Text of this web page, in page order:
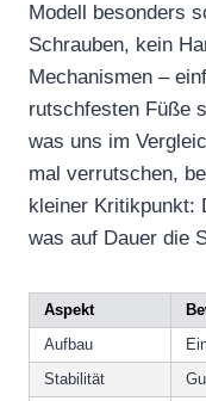
Modell besonders
Schrauben, kein
Mechanismen –
rutschfesten Füße
was uns im
mal verrutschen,
kleiner Kritikpunkt:
was auf Dauer die
Aspekt
Aufbau
Stabilität